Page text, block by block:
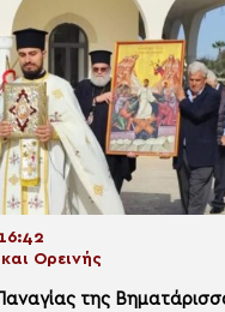
Ορεινής
της